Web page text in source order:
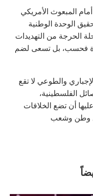
المبعوث الأمريكي
الوحدة الوطنية
الحرجة من التهديدات
غزة فحسب، بل تسعى لضم
والطوعي لا تقع
الفلسطينية،
أن تضع الخلافات
من وطن وشعب